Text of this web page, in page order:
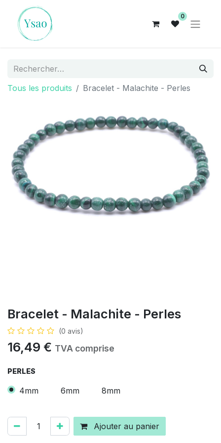
0
Tous les produits Bracelet - Malachite - Perles
Bracelet - Malachite - Perles
(0 avis)
16,49 € TVA comprise
PERLES
4mm 6mm 8mm
Ajouter au panier